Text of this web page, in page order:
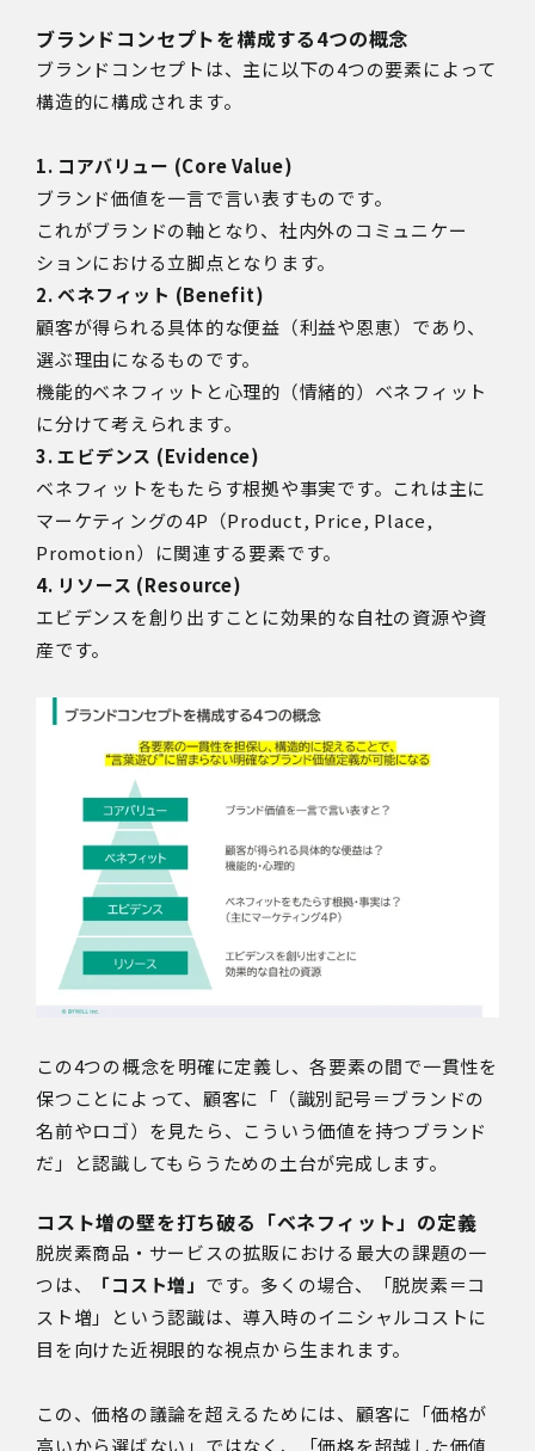
ブランドコンセプトを構成する4つの概念
ブランドコンセプトは、主に以下の4つの要素によって
構造的に構成されます。
1. コアバリュー (Core Value)
ブランド価値を一言で言い表すものです。
これがブランドの軸となり、社内外のコミュニケー
ションにおける立脚点となります。
2. ベネフィット (Benefit)
顧客が得られる具体的な便益（利益や恩恵）であり、
選ぶ理由になるものです。
機能的ベネフィットと心理的（情緒的）ベネフィット
に分けて考えられます。
3. エビデンス (Evidence)
ベネフィットをもたらす根拠や事実です。これは主に
マーケティングの4P（Product, Price, Place,
Promotion）に関連する要素です。
4. リソース (Resource)
エビデンスを創り出すことに効果的な自社の資源や資
産です。
この4つの概念を明確に定義し、各要素の間で一貫性を
保つことによって、顧客に「（識別記号＝ブランドの
名前やロゴ）を見たら、こういう価値を持つブランド
だ」と認識してもらうための土台が完成します。
コスト増の壁を打ち破る「ベネフィット」の定義
脱炭素商品・サービスの拡販における最大の課題の一
つは、
「コスト増」 です。多くの場合、「脱炭素＝コ
スト増」という認識は、導入時のイニシャルコストに
目を向けた近視眼的な視点から生まれます。
この、価格の議論を超えるためには、顧客に「価格が